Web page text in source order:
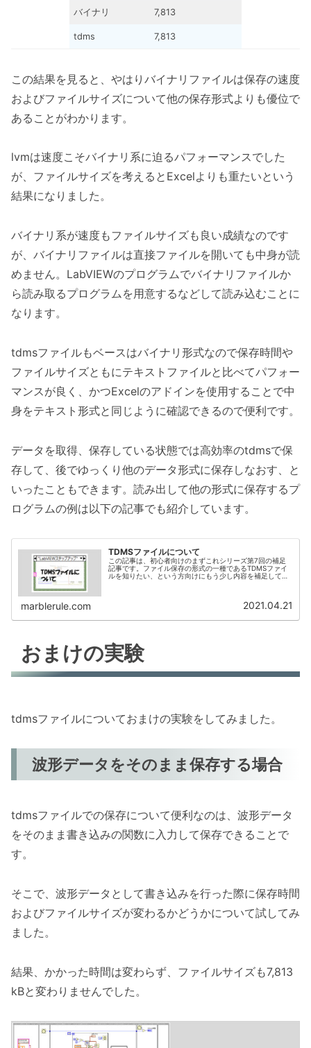
バイナリ 7,813
tdms 7,813
この結果を見ると、やはりバイナリファイルは保存の速度
およびファイルサイズについて他の保存形式よりも優位で
あることがわかります。
lvmは速度こそバイナリ系に迫るパフォーマンスでした
が、ファイルサイズを考えるとExcelよりも重たいという
結果になりました。
バイナリ系が速度もファイルサイズも良い成績なのです
が、バイナリファイルは直接ファイルを開いても中身が読
めません。LabVIEWのプログラムでバイナリファイルか
ら読み取るプログラムを用意するなどして読み込むことに
なります。
tdmsファイルもベースはバイナリ形式なので保存時間や
ファイルサイズともにテキストファイルと比べてパフォー
マンスが良く、かつExcelのアドインを使用することで中
身をテキスト形式と同じように確認できるので便利です。
データを取得、保存している状態では高効率のtdmsで保
存して、後でゆっくり他のデータ形式に保存しなおす、と
いったこともできます。読み出して他の形式に保存するプ
ログラムの例は以下の記事でも紹介しています。
TDMSファイルについて
この記事は、初心者向けのまずこれシリーズ第7回の補足
記事です。ファイル保存の形式の一種であるTDMSファイ
ルを知りたい、という方向けにもう少し内容を補足してい
marblerule.com 2021.04.21
おまけの実験
tdmsファイルについておまけの実験をしてみました。
波形データをそのまま保存する場合
tdmsファイルでの保存について便利なのは、波形データ
をそのまま書き込みの関数に入力して保存できることで
す。
そこで、波形データとして書き込みを行った際に保存時間
およびファイルサイズが変わるかどうかについて試してみ
ました。
結果、かかった時間は変わらず、ファイルサイズも7,813
kBと変わりませんでした。